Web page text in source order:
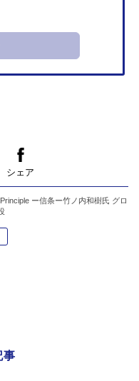
シェア
Principle ー信条ー竹ノ内和樹氏 グロ
事